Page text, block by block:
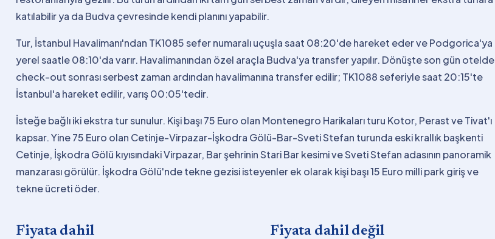
katılabilir ya da Budva çevresinde kendi planını yapabilir.
Tur, İstanbul Havalimanı'ndan TK1085 sefer numaralı uçuşla saat 08:20'de hareket eder ve Podgorica'ya
yerel saatle 08:10'da varır. Havalimanından özel araçla Budva'ya transfer yapılır. Dönüşte son gün otelde
check-out sonrası serbest zaman ardından havalimanına transfer edilir; TK1088 seferiyle saat 20:15'te
İstanbul'a hareket edilir, varış 00:05'tedir.
İsteğe bağlı iki ekstra tur sunulur. Kişi başı 75 Euro olan Montenegro Harikaları turu Kotor, Perast ve Tivat'ı
kapsar. Yine 75 Euro olan Cetinje-Virpazar-İşkodra Gölü-Bar-Sveti Stefan turunda eski krallık başkenti
Cetinje, İşkodra Gölü kıyısındaki Virpazar, Bar şehrinin Stari Bar kesimi ve Sveti Stefan adasının panoramik
manzarası görülür. İşkodra Gölü'nde tekne gezisi isteyenler ek olarak kişi başı 15 Euro milli park giriş ve
tekne ücreti öder.
Fiyata dahil Fiyata dahil değil